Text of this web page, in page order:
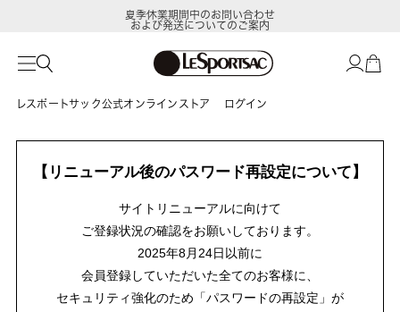
夏季休業期間中のお問い合わせ
および発送についてのご案内
レスポートサック公式オンラインストア ログイン
【リニューアル後のパスワード再設定について】
サイトリニューアルに向けて
ご登録状況の確認をお願いしております。
2025年8月24日以前に
会員登録していただいた全てのお客様に、
セキュリティ強化のため「パスワードの再設定」が